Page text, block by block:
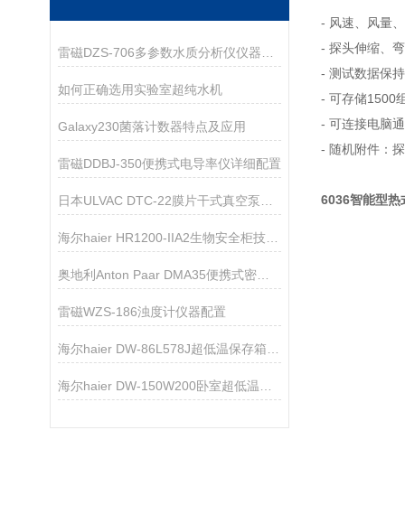
如何正确选用实验室超纯水机
Galaxy230菌落计数器特点及应用
雷磁DDBJ-350便携式电导率仪详细配置
海尔haier HR1200-IIA2生物安全柜技术资料
奥地利Anton Paar DMA35便携式密度浓度计
雷磁WZS-186浊度计仪器配置
- 风速、风量
- 探头伸缩、
- 测试数据保
- 可存储1500
- 可连接电脑
- 随机附件：
6036智能型热